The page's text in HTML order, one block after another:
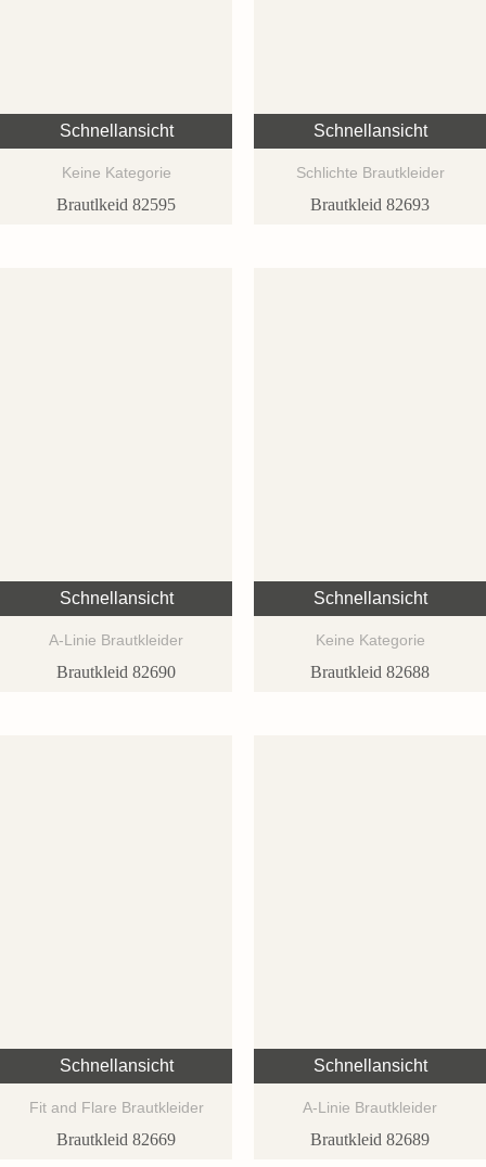
Schnellansicht
Keine Kategorie
Brautlkeid 82595
Schnellansicht
Schlichte Brautkleider
Brautkleid 82693
Schnellansicht
A-Linie Brautkleider
Brautkleid 82690
Schnellansicht
Keine Kategorie
Brautkleid 82688
Schnellansicht
Fit and Flare Brautkleider
Brautkleid 82669
Schnellansicht
A-Linie Brautkleider
Brautkleid 82689